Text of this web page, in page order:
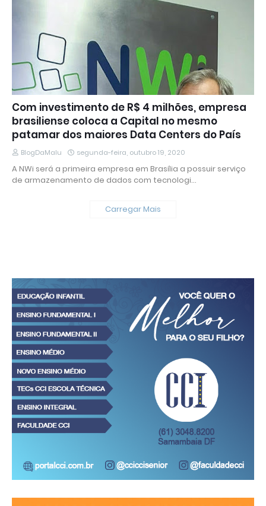
Com investimento de R$ 4 milhões, empresa
brasiliense coloca a Capital no mesmo
patamar dos maiores Data Centers do País
BlogDaMalu segunda-feira, outubro 19, 2020
A NWi será a primeira empresa em Brasília a possuir serviço
de armazenamento de dados com tecnologi…
Carregar Mais